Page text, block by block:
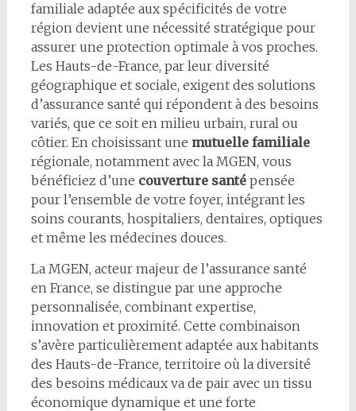
familiale adaptée aux spécificités de votre
région devient une nécessité stratégique pour
assurer une protection optimale à vos proches.
Les Hauts-de-France, par leur diversité
géographique et sociale, exigent des solutions
d’assurance santé qui répondent à des besoins
variés, que ce soit en milieu urbain, rural ou
côtier. En choisissant une mutuelle familiale
régionale, notamment avec la MGEN, vous
bénéficiez d’une couverture santépensée
pour l’ensemble de votre foyer, intégrant les
soins courants, hospitaliers, dentaires, optiques
et même les médecines douces.
La MGEN, acteur majeur de l’assurance santé
en France, se distingue par une approche
personnalisée, combinant expertise,
innovation et proximité. Cette combinaison
s’avère particulièrement adaptée aux habitants
des Hauts-de-France, territoire où la diversité
des besoins médicaux va de pair avec un tissu
économique dynamique et une forte